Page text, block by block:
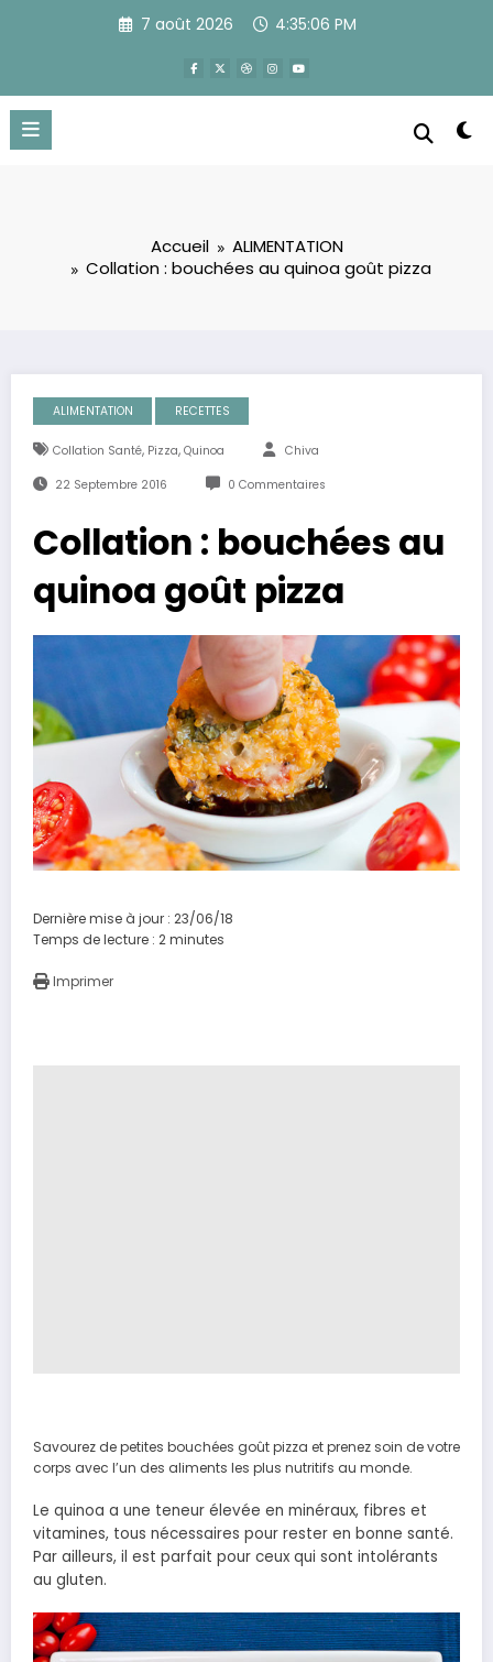
7 août 2026 4:35:07 PM
Accueil
ALIMENTATION
Collation : bouchées au quinoa goût pizza
ALIMENTATION RECETTES
Collation Santé, Pizza, Quinoa Chiva
22 Septembre 2016 0 Commentaires
Collation : bouchées au
quinoa goût pizza
Dernière mise à jour : 23/06/18
Temps de lecture : 2minutes
Imprimer
Savourez de petites bouchées goût pizza et prenez soin de votre
corps avec l’un des aliments les plus nutritifs au monde.
Le quinoa a une teneur élevée en minéraux, fibres et
vitamines, tous nécessaires pour rester en bonne santé.
Par ailleurs, il est parfait pour ceux qui sont intolérants
au gluten.